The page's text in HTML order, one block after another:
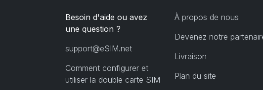
Besoin d'aide ou avez
une question ?
support@eSIM.net
Comment configurer et
utiliser la double carte SIM
À propos de nous
Devenez notre
Livraison
Plan du site